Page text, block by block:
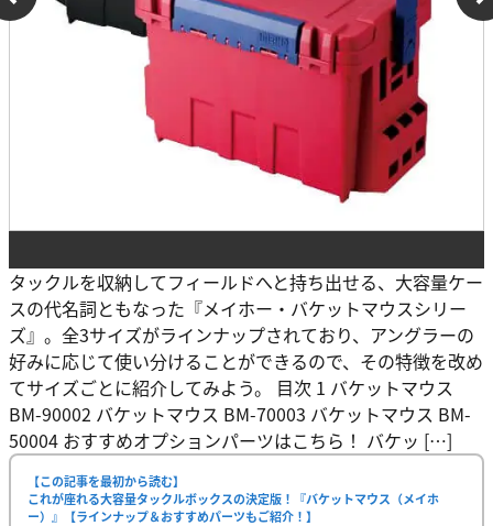
タックルを収納してフィールドへと持ち出せる、大容量ケー
スの代名詞ともなった『メイホー・バケットマウスシリー
ズ』。全3サイズがラインナップされており、アングラーの
好みに応じて使い分けることができるので、その特徴を改め
てサイズごとに紹介してみよう。 目次 1 バケットマウス
BM-90002 バケットマウス BM-70003 バケットマウス BM-
50004 おすすめオプションパーツはこちら！ バケッ […]
【この記事を最初から読む】
これが座れる大容量タックルボックスの決定版！『バケットマウス（メイホ
ー）』【ラインナップ＆おすすめパーツもご紹介！】